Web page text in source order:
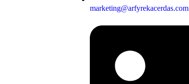
marketing@arfyrekacerdas.com